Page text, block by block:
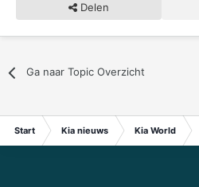
Delen
Ga naar Topic Overzicht
Start Kia nieuws Kia World